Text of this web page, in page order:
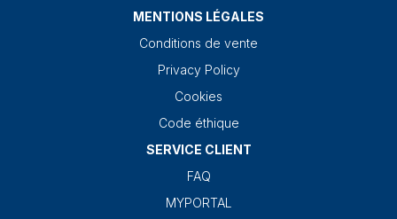
MENTIONS LÉGALES
Conditions de vente
Privacy Policy
Cookies
Code éthique
SERVICE CLIENT
FAQ
MYPORTAL